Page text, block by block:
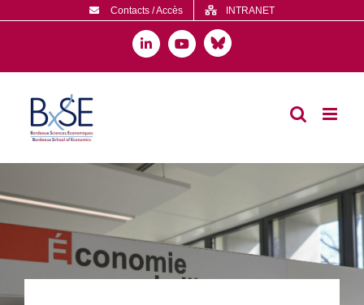
au
Contacts / Accès INTRANET
LinkedInYouTubeBluesky